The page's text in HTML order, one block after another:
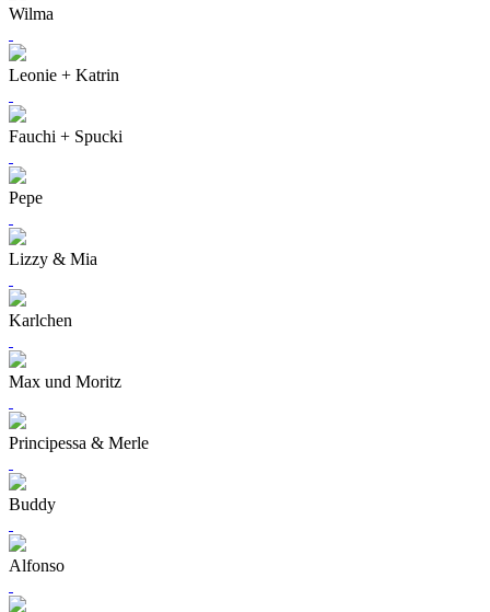
Wilma
Leonie + Katrin
Fauchi + Spucki
Pepe
Lizzy & Mia
Karlchen
Max und Moritz
Principessa & Merle
Buddy
Alfonso